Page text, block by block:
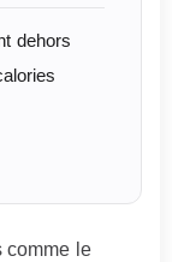
dehors
comme le